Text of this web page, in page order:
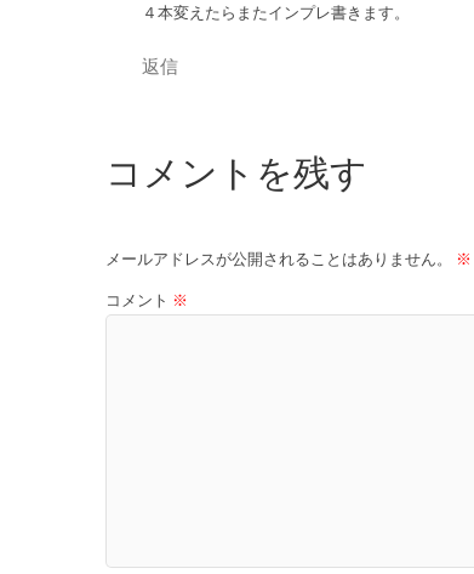
４本変えたらまたインプレ書きます。
返信
コメントを残す
メールアドレスが公開されることはありません。 ※
コメント ※